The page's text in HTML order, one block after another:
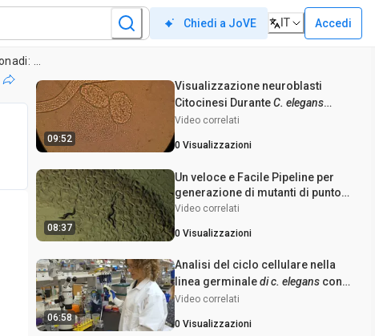
Chiedi a JoVE IT Accedi
rapida
09:52
Visualizzazione neuroblasti
Citocinesi DuranteC. elegans
Embriogenesi
Video correlati
0 Visualizzazioni
08:37
Un veloce e Facile Pipeline per
generazione di mutanti di punto
Genomic inc. elegans
CRISPR/Cas9 ribonucleoproteine
Video correlati
0 Visualizzazioni
06:58
Analisi del ciclo cellulare nella
linea germinaledi c. elegans con
la timidina analogico EdU
Video correlati
0 Visualizzazioni